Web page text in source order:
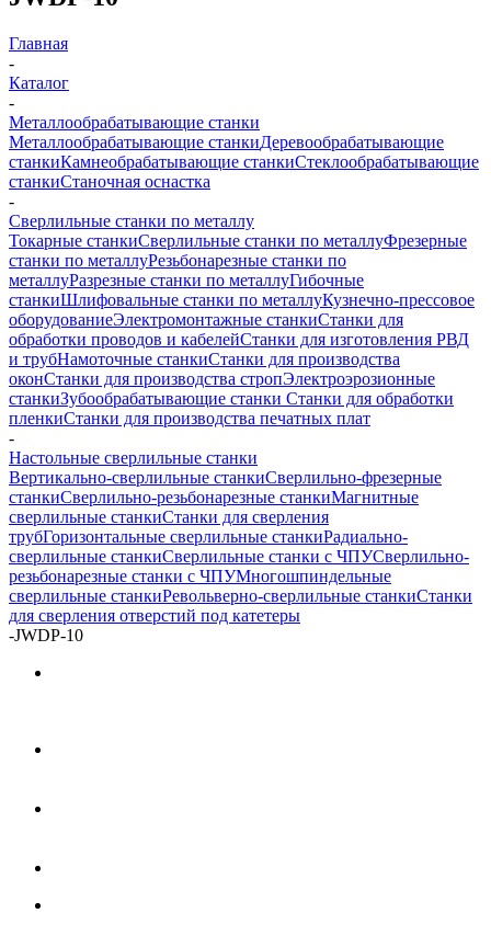
Главная
-
Каталог
-
Металлообрабатывающие станки
Металлообрабатывающие станкиДеревообрабатывающие
станкиКамнеобрабатывающие станкиСтеклообрабатывающие
станкиСтаночная оснастка
-
Сверлильные станки по металлу
Токарные станкиСверлильные станки по металлуФрезерные
станки по металлуРезьбонарезные станки по
металлуРазрезные станки по металлуГибочные
станкиШлифовальные станки по металлуКузнечно-прессовое
оборудованиеЭлектромонтажные станкиСтанки для
обработки проводов и кабелейСтанки для изготовления РВД
и трубНамоточные станкиСтанки для производства
оконСтанки для производства стропЭлектроэрозионные
станкиЗубообрабатывающие станки Станки для обработки
пленкиСтанки для производства печатных плат
-
Настольные сверлильные станки
Вертикально-сверлильные станкиСверлильно-фрезерные
станкиСверлильно-резьбонарезные станкиМагнитные
сверлильные станкиСтанки для сверления
трубГоризонтальные сверлильные станкиРадиально-
сверлильные станкиСверлильные станки с ЧПУСверлильно-
резьбонарезные станки с ЧПУМногошпиндельные
сверлильные станкиРевольверно-сверлильные станкиСтанки
для сверления отверстий под катетеры
-JWDP-10